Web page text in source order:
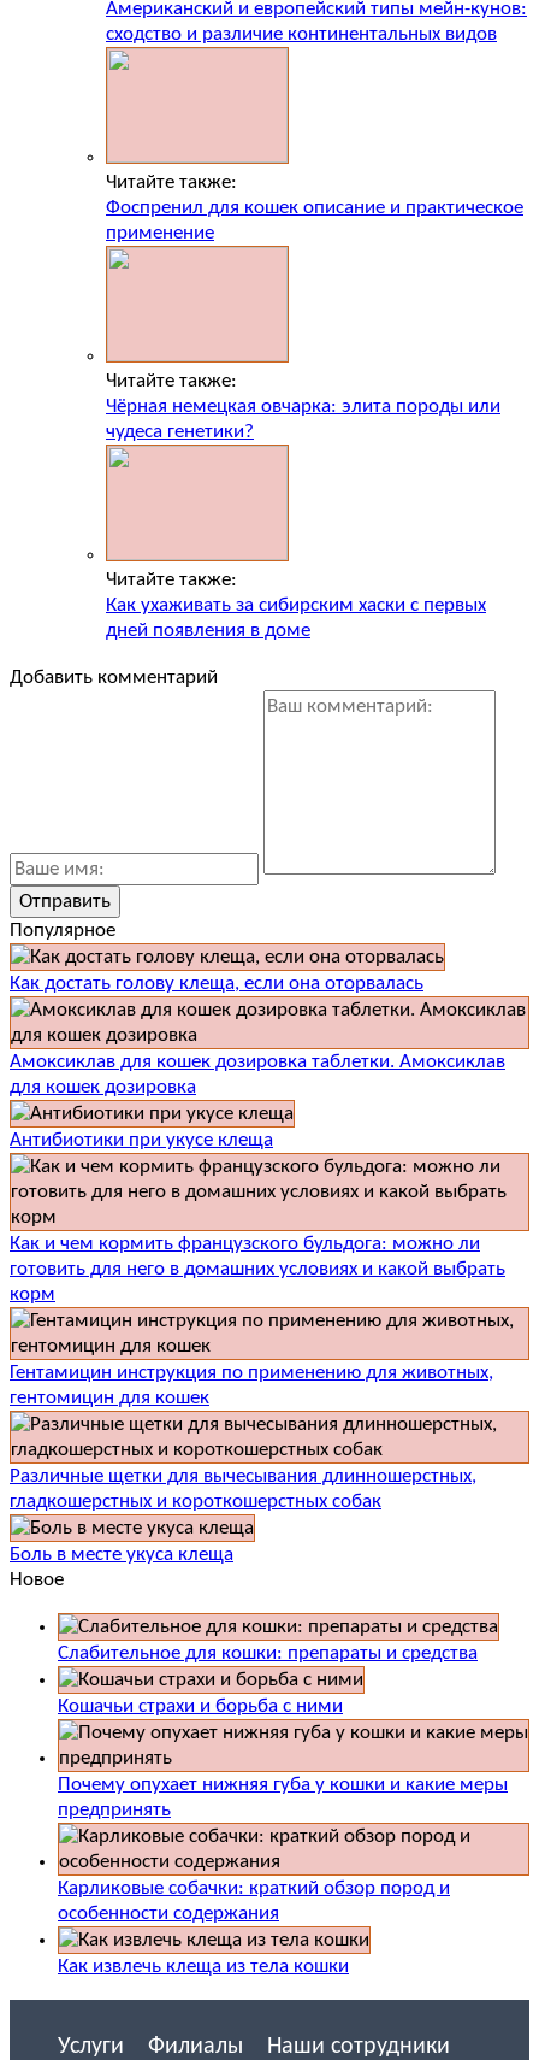
Американский и европейский типы мейн-кунов:
сходство и различие континентальных видов
Читайте также:
Фоспренил для кошек описание и практическое
применение
Читайте также:
Чёрная немецкая овчарка: элита породы или
чудеса генетики?
Читайте также:
Как ухаживать за сибирским хаски с первых
дней появления в доме
Добавить комментарий
Популярное
Как достать голову клеща, если она оторвалась
Амоксиклав для кошек дозировка таблетки. Амоксиклав
для кошек дозировка
Антибиотики при укусе клеща
Как и чем кормить французского бульдога: можно ли
готовить для него в домашних условиях и какой выбрать
корм
Гентамицин инструкция по применению для животных,
гентомицин для кошек
Различные щетки для вычесывания длинношерстных,
гладкошерстных и короткошерстных собак
Боль в месте укуса клеща
Новое
Слабительное для кошки: препараты и средства
Кошачьи страхи и борьба с ними
Почему опухает нижняя губа у кошки и какие меры
предпринять
Карликовые собачки: краткий обзор пород и
особенности содержания
Как извлечь клеща из тела кошки
Услуги Филиалы Наши сотрудники